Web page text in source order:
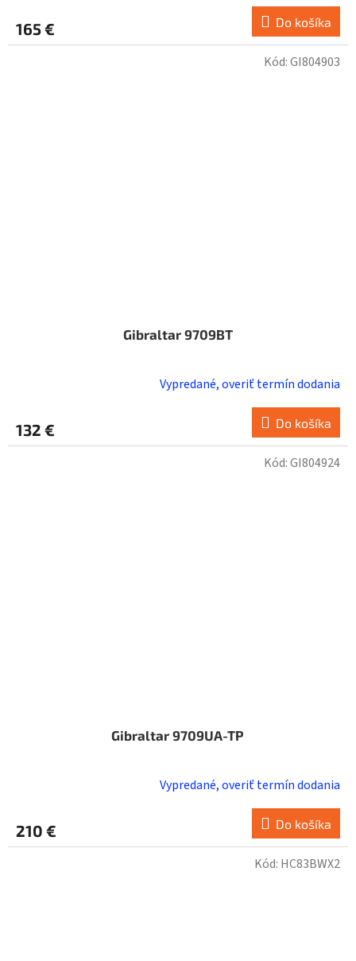
165 € Do košíka
Gibraltar 9709BT
Vypredané, overiť termín dodania
132 € Do košíka
Kód:GI804903
Gibraltar 9709UA-TP
Vypredané, overiť termín dodania
210 € Do košíka
Kód:GI804924
Kód: HC83BWX2